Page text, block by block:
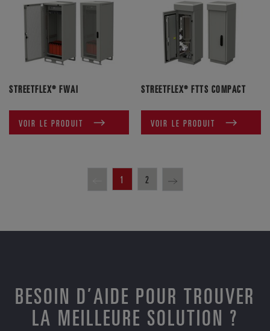
STREETFLEX® FWAI
VOIR LE PRODUIT
STREETFLEX® FTTS COMPACT
VOIR LE PRODUIT
1 2
BESOIN D’AIDE POUR TROUVER
LA MEILLEURE SOLUTION ?